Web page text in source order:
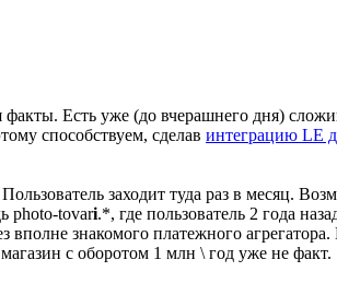
Есть уже (до вчерашнего дня)
способствуем, сделав интеграцию LE
заходит туда раз в месяц.
photo-tovari.*, где пользователь 2 года
знакомого платежного
с оборотом 1 млн \ год уже не факт.